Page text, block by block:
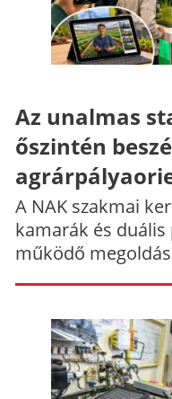
Az unalmas
őszintén
A NAK szakmai
kamarák és
működő